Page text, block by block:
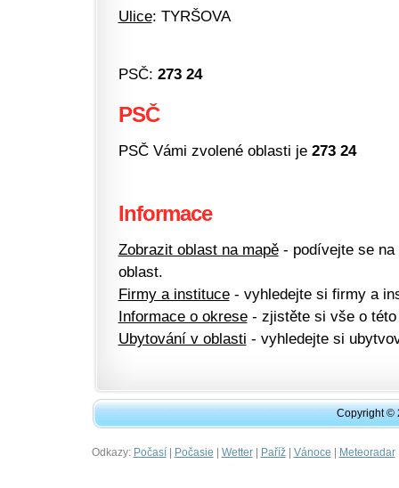
Ulice: TYRŠOVA
PSČ: 273 24
PSČ
PSČ Vámi zvolené oblasti je 273 24
Informace
Zobrazit oblast na mapě- podívejte se na
oblast.
Firmy a instituce- vyhledejte si firmy a
Informace o okrese- zjistěte si vše o této
Ubytování v oblasti - vyhledejte si
Copyright ©
Odkazy: Počasí| Počasie | Wetter| Paříž| Vánoce | Meteoradar